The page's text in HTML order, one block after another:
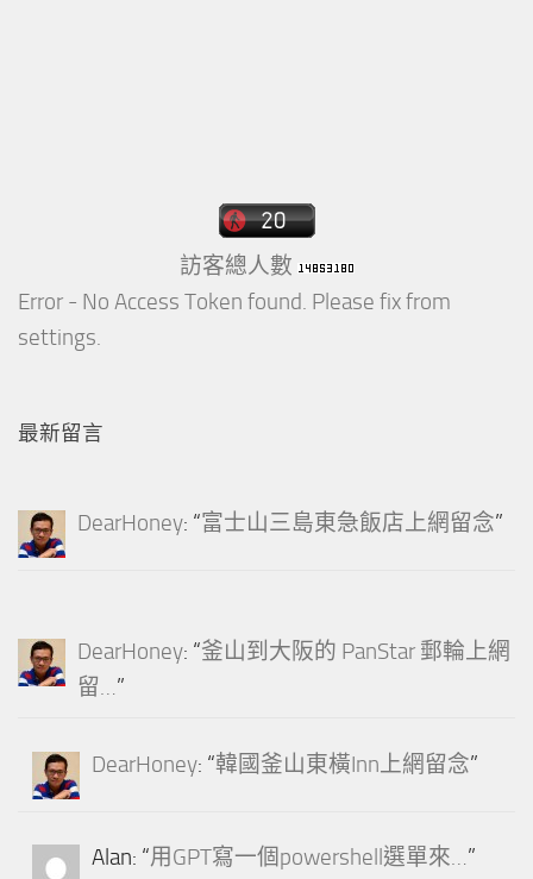
訪客總人數
Error - No Access Token found. Please fix from
settings.
最新留言
DearHoney: “富士山三島東急飯店上網留念”
DearHoney: “釜山到大阪的 PanStar 郵輪上網
留…”
DearHoney: “韓國釜山東橫Inn上網留念”
Alan: “用GPT寫一個powershell選單來…”